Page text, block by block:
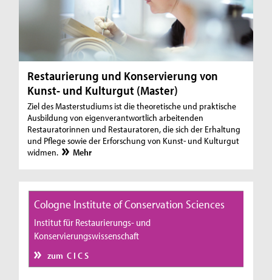
Restaurierung und Konservierung von
Kunst- und Kulturgut (Master)
Ziel des Masterstudiums ist die theoretische und praktische
Ausbildung von eigenverantwortlich arbeitenden
Restauratorinnen und Restauratoren, die sich der Erhaltung
und Pflege sowie der Erforschung von Kunst- und Kulturgut
widmen.
Mehr
Cologne Institute of Conservation Sciences
Institut für Restaurierungs- und
Konservierungswissenschaft
zum C I C S